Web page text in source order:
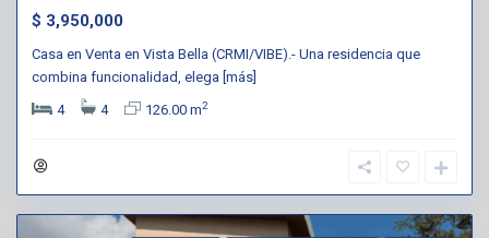
$ 3,950,000
Casa en Venta en Vista Bella (CRMI/VIBE).- Una residencia que
combina funcionalidad, elega [más]
4
4 126.00 m2